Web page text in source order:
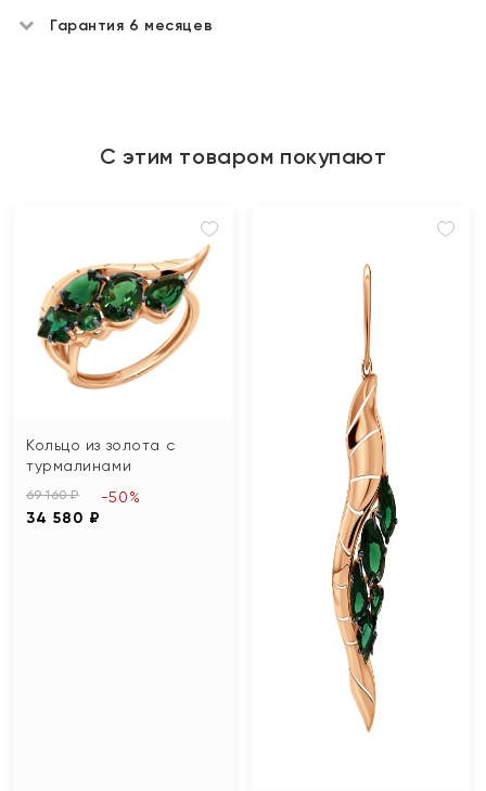
Гарантия 6 месяцев
С этим товаром покупают
Кольцо из золота с
турмалинами
69 160 ₽
34 580 ₽
-50%